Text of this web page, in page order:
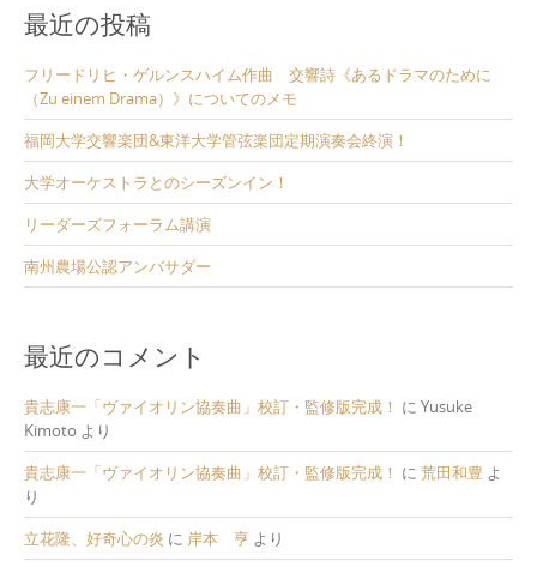
最近の投稿
フリードリヒ・ゲルンスハイム作曲 交響詩《あるドラマのために
（Zu einem Drama）》についてのメモ
福岡大学交響楽団&東洋大学管弦楽団定期演奏会終演！
大学オーケストラとのシーズンイン！
リーダーズフォーラム講演
南州農場公認アンバサダー
最近のコメント
貴志康一「ヴァイオリン協奏曲」校訂・監修版完成！ に Yusuke
Kimoto より
貴志康一「ヴァイオリン協奏曲」校訂・監修版完成！ に 荒田和豊 よ
り
立花隆、好奇心の炎 に 岸本 亨 より